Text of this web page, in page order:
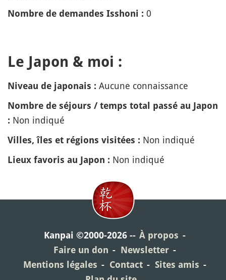
Nombre de demandes Isshoni : 0
Le Japon & moi :
Niveau de japonais : Aucune connaissance
Nombre de séjours / temps total passé au Japon
: Non indiqué
Villes, îles et régions visitées : Non indiqué
Lieux favoris au Japon : Non indiqué
Kanpai ©2000-2026
À propos
Faire un don
Newsletter
Mentions légales
Contact
Sites amis